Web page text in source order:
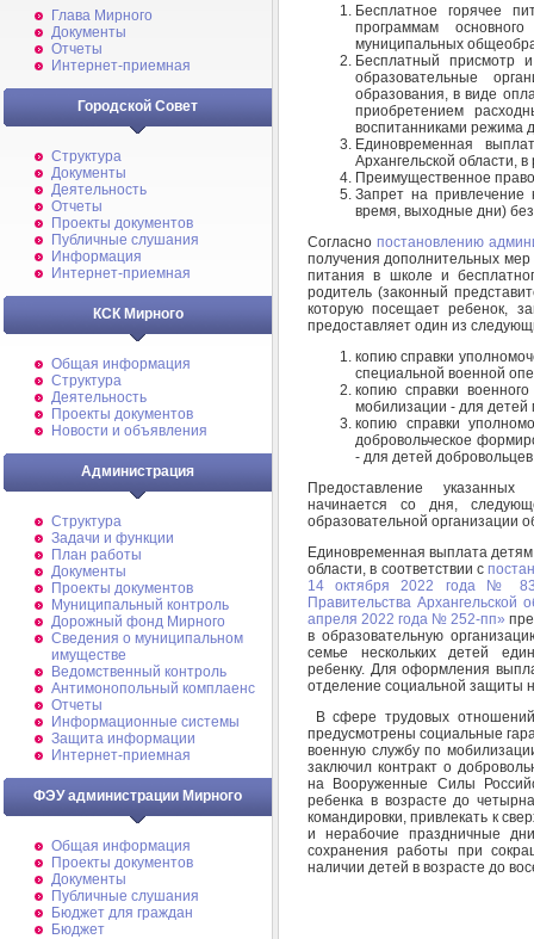
Глава Мирного
Документы
Отчеты
Интернет-приемная
Городской Совет
Структура
Документы
Деятельность
Отчеты
Проекты документов
Публичные слушания
Информация
Интернет-приемная
КСК Мирного
Общая информация
Структура
Деятельность
Проекты документов
Новости и объявления
Администрация
Структура
Задачи и функции
План работы
Документы
Проекты документов
Муниципальный контроль
Дорожный фонд Мирного
Cведения о муниципальном
имуществе
Ведомственный контроль
Антимонопольный комплаенс
Отчеты
Информационные системы
Защита информации
Интернет-приемная
ФЭУ администрации Мирного
Общая информация
Проекты документов
Документы
Публичные слушания
Бюджет для граждан
Бюджет
Бесплатное горячее
программам
муниципальных
Бесплатный присмотр
образовательные
образования, в виде
приобретением
воспитанниками режима
Единовременная
Архангельской области,
Преимущественное
Запрет на
время, выходные дни) без
Согласнопостановлению
получения дополнительных мер
питания в школе и
родитель (законный
которую посещает ребенок,
предоставляет один из
копию справки
специальной военной
копию справки
мобилизации - для
копию справки
добровольческое
- для детей
Предоставление
начинается со дня,
образовательной организации
Единовременная выплата
области, в соответствии с
14 октября 2022 года №
Правительства
апреля 2022 года № 252-пп»
в образовательную
семье нескольких детей
ребенку. Для оформления
отделение социальной защиты
В сфере трудовых
предусмотрены социальные
военную службу по
заключил контракт о
на Вооруженные Силы
ребенка в возрасте до
командировки, привлекать к
и нерабочие праздничные
сохранения работы при
наличии детей в возрасте до